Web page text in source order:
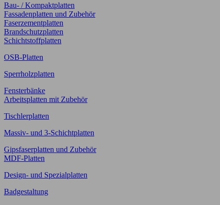
Bau- / Kompaktplatten
Fassadenplatten und Zubehör
Faserzementplatten
Brandschutzplatten
Schichtstoffplatten
OSB-Platten
Sperrholzplatten
Fensterbänke
Arbeitsplatten mit Zubehör
Tischlerplatten
Massiv- und 3-Schichtplatten
Gipsfaserplatten und Zubehör
MDF-Platten
Design- und Spezialplatten
Badgestaltung